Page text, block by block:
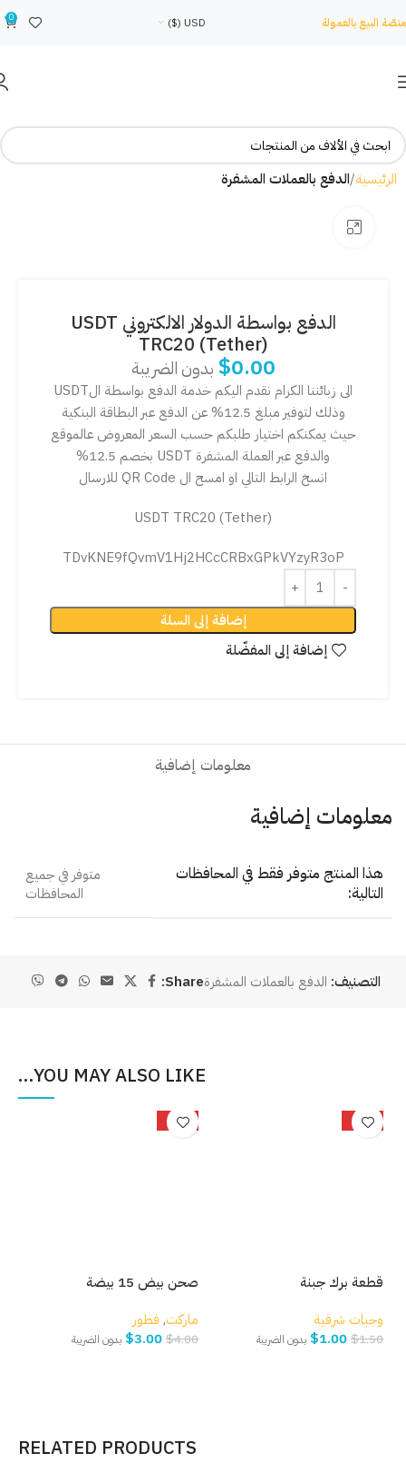
منصّة البيع بالعمولة USD ($)
0
الرئيسية الدفع بالعملات المشفرة
الدفع بواسطة الدولار الالكتروني USDT
TRC20 (Tether)
$0.00 بدون الضريبة
الى زبائننا الكرام نقدم اليكم خدمة الدفع بواسطة الUSDT
وذلك لتوفير مبلغ 12.5% عن الدفع عبر البطاقة البنكية
حيث يمكنكم اختيار طلبكم حسب السعر المعروض عالموقع
والدفع عبر العملة المشفرة USDT بخصم 12.5%
انسخ الرابط التالي او امسح ال QR Code للارسال
USDT TRC20 (Tether)
TDvKNE9fQvmV1Hj2HCcCRBxGPkVYzyR3oP
إضافة إلى السلة
إضافة إلى المفضّلة
معلومات إضافية
معلومات إضافية
هذا المنتج متوفر فقط في المحافظات
التالية:
متوفر في جميع
المحافظات
التصنيف: الدفع بالعملات المشفرةShare:
YOU MAY ALSO LIKE…
-33%
قطعة برك جبنة
وجبات شرقية
$1.50
$1.00 بدون الضريبة
-25%
صحن بيض 15 بيضة
ماركت, فطور
$4.00
$3.00 بدون الضريبة
RELATED PRODUCTS